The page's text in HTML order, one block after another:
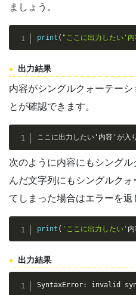
ましょう。
print ( "ここに出力したい'
出力結果
内容がシングルクォーテー
とが確認できます。
ここに出力したい'内容'が入り
次のように内容にもシング
んだ文字列にもシングルク
てしまった場合はエラーを返
print ( 'ここに出力したい'
出力結果
SyntaxError: invalid